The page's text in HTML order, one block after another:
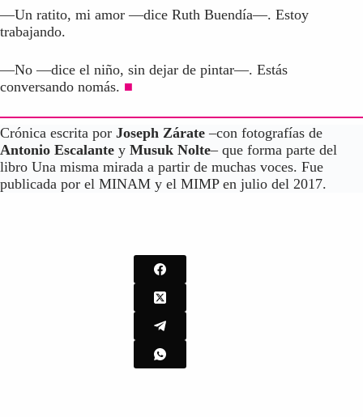
—Un ratito, mi amor —dice Ruth Buendía—. Estoy
trabajando.
—No —dice el niño, sin dejar de pintar—. Estás
conversando nomás. ■
Crónica escrita por Joseph Zárate –con fotografías de
Antonio Escalante y Musuk Nolte– que forma parte del
libro Una misma mirada a partir de muchas voces. Fue
publicada por el MINAM y el MIMP en julio del 2017.